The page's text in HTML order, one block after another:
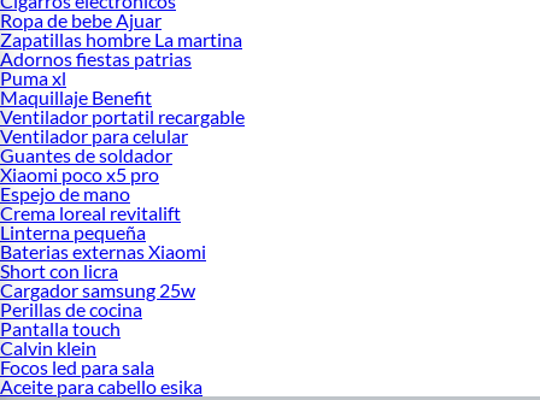
Ropa de bebe Ajuar
Zapatillas hombre La martina
Adornos fiestas patrias
Puma xl
Maquillaje Benefit
Ventilador portatil recargable
Ventilador para celular
Guantes de soldador
Xiaomi poco x5 pro
Espejo de mano
Crema loreal revitalift
Linterna pequeña
Baterias externas Xiaomi
Short con licra
Cargador samsung 25w
Perillas de cocina
Pantalla touch
Calvin klein
Focos led para sala
Aceite para cabello esika